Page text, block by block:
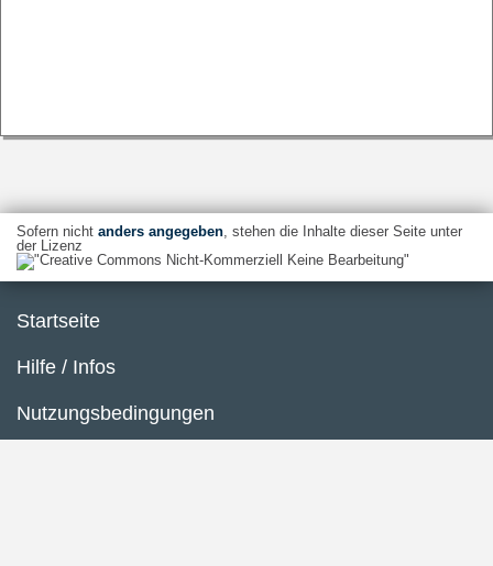
Sofern nicht anders angegeben, stehen die Inhalte dieser Seite unter
der Lizenz
Startseite
Hilfe / Infos
Nutzungsbedingungen